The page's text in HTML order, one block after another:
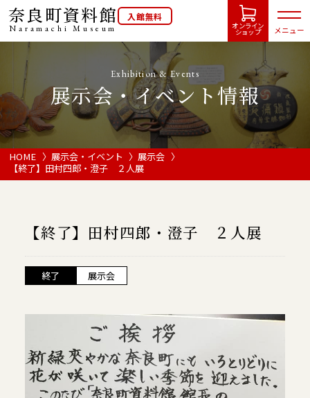
奈良町資料館
NaramachiMuseum
入館無料
オンライン
ショップ メニュー
HOME
開館カレンダー
ご利用案内
当館について
当館について
メディア実績
Exhibition & Events
展示会・イベント情報
HOME 展示会・イベント
展示会
【終了】田村四郎・澄子 ２人展
【終了】田村四郎・澄子 ２人展
終了 展示会